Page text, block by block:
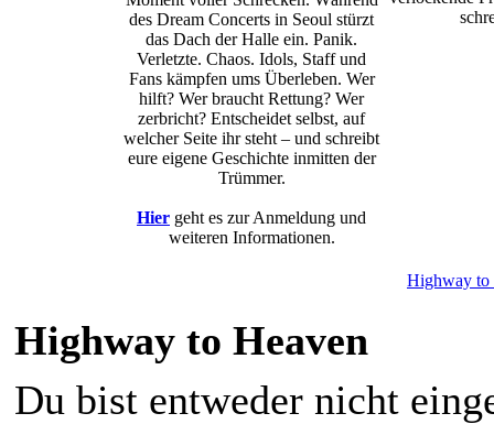
des Dream Concerts in Seoul stürzt
das Dach der Halle ein. Panik.
Verletzte. Chaos. Idols, Staff und
Fans kämpfen ums Überleben. Wer
hilft? Wer braucht Rettung? Wer
zerbricht? Entscheidet selbst, auf
welcher Seite ihr steht – und schreibt
eure eigene Geschichte inmitten der
Trümmer.
Hier geht es zur Anmeldung und
weiteren Informationen.
Highway to
Highway to Heaven
Du bist entweder nicht